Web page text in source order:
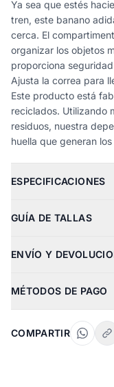
Ya sea que estés
tren, este banano
cerca. El
organizar los objetos
proporciona
Ajusta la correa para
Este producto está
reciclados. Utilizando
residuos, nuestra
huella que generan
ESPECIFICACIONES
GUÍA DE TALLAS
ENVÍO Y
MÉTODOS DE PAGO
COMPARTIR